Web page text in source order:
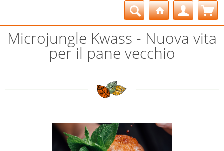
Microjungle Kwass - Nuova vita
per il pane vecchio